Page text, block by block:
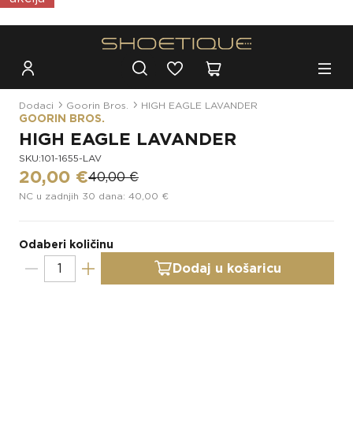
Dodaci Goorin Bros. HIGH EAGLE LAVANDER
GOORIN BROS.
HIGH EAGLE LAVANDER
SKU:101-1655-LAV
20,00 €40,00 €
NC u zadnjih 30 dana: 40,00 €
Odaberi količinu
Dodaj u košaricu